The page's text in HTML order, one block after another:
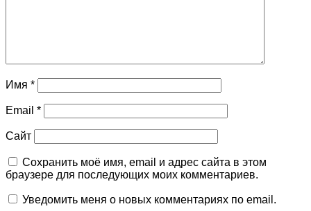
Имя *
Email *
Сайт
Сохранить моё имя, email и адрес сайта в этом
браузере для последующих моих комментариев.
Уведомить меня о новых комментариях по email.